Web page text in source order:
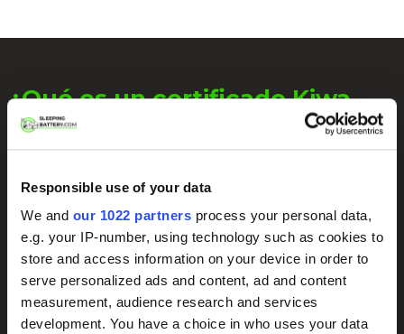
Responsible use of your data
We and our 1022 partners process your personal data,
e.g. your IP-number, using technology such as cookies to
store and access information on your device in order to
serve personalized ads and content, ad and content
measurement, audience research and services
development. You have a choice in who uses your data
¿Qué es un certificado Kiwa
SCM?
SCM significa Fundación de Certificación de Seguridad de
Vehículos Motorizados. Recibirá un certificado si su vehículo
tiene un sistema de seguridad homologado. Luego se registra
en la base de datos de SCM.
Como resultado, siempre es posible que una compañía de
seguros averigüe si su vehículo tiene un certificado.
¿Estás buscando la certificación SCM para tu coche? Luego